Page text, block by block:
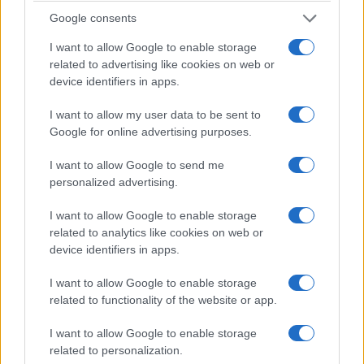
Google consents
I want to allow Google to enable storage
related to advertising like cookies on web or
device identifiers in apps.
I want to allow my user data to be sent to
Google for online advertising purposes.
I want to allow Google to send me
personalized advertising.
I want to allow Google to enable storage
related to analytics like cookies on web or
device identifiers in apps.
I want to allow Google to enable storage
related to functionality of the website or app.
I want to allow Google to enable storage
related to personalization.
La chef sottolinea che la
è un
processo biologico semplice da descrivere ma
preciso nell’esecuzione. Occorrono controllo del
tempo e della temperatura. Piccoli aggiustamenti
mutano il profilo aromatico in modo significativo.
Per le mamme e le famiglie la fermentazione
domestica diventa uno strumento per migliorare la
qualità della dieta. Una salsa di verdure fermentate
sostituisce spesso condimenti pronti, aggiungendo
complessità senza ricorrere a esaltatori sintetici.
uso di ingredienti freschi, contenitori puliti e tempi
permettono risultati costanti nella routine familiare.